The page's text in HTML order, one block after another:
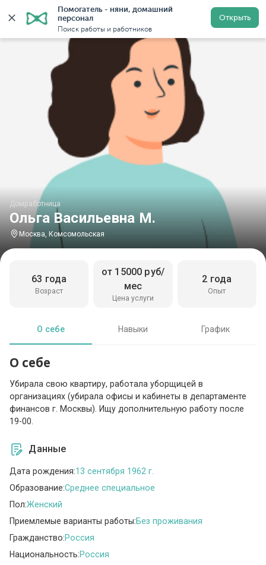
Помогатель - няни, домашний
персонал
Поиск работы и работников
Открыть
Главная Домработницы Домработницы в Москве
Ольга Васильевна М.
Домработница
Москва, Комсомольская
Возраст
63 года
Цена услуги
от 15000 руб/
мес
Опыт
2 года
О себе Навыки График
О себе
Убирала свою квартиру, работала уборщицей в
организациях (убирала офисы и кабинеты в департаменте
финансов г. Москвы). Ищу дополнительную работу после
19-00.
Данные
Дата рождения:13 сентября 1962 г.
Образование:Среднее специальное
Пол:Женский
Приемлемые варианты работы:Без проживания
Гражданство:Россия
Национальность:Россия